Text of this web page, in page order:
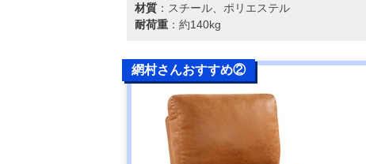
材質：スチール、ポリエステル
耐荷重：約140kg
網村さんおすすめ②